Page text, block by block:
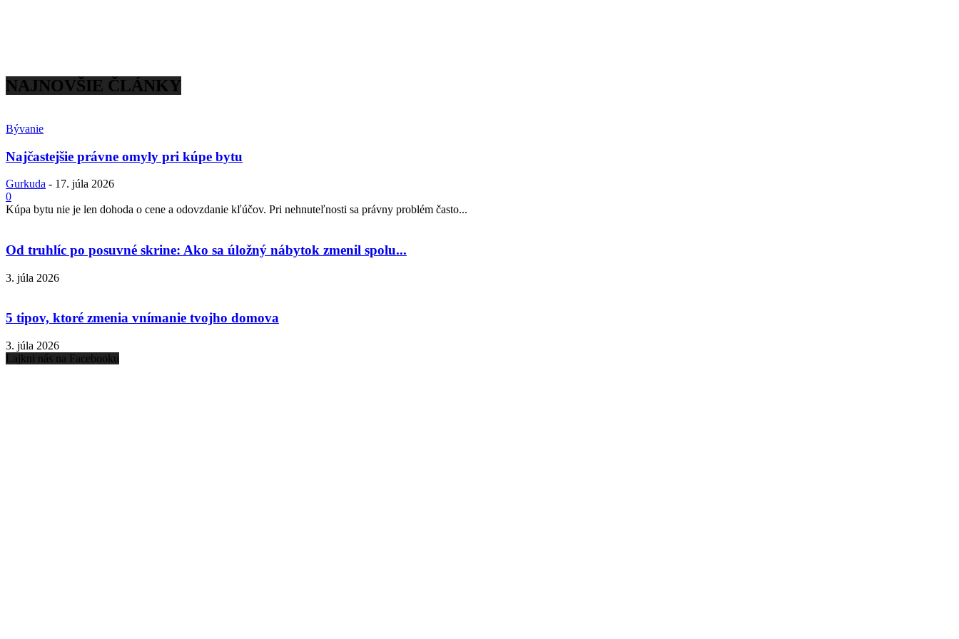
NAJNOVŠIE ČLÁNKY
Bývanie
Najčastejšie právne omyly pri kúpe bytu
Gurkuda - 17. júla 2026
0
Kúpa bytu nie je len dohoda o cene a odovzdanie kľúčov. Pri nehnuteľnosti sa právny problém často...
Od truhlíc po posuvné skrine: Ako sa úložný nábytok zmenil spolu...
3. júla 2026
5 tipov, ktoré zmenia vnímanie tvojho domova
3. júla 2026
Lajkni nás na Facebooku